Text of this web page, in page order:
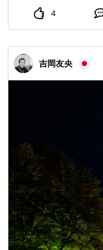
4
吉岡友央